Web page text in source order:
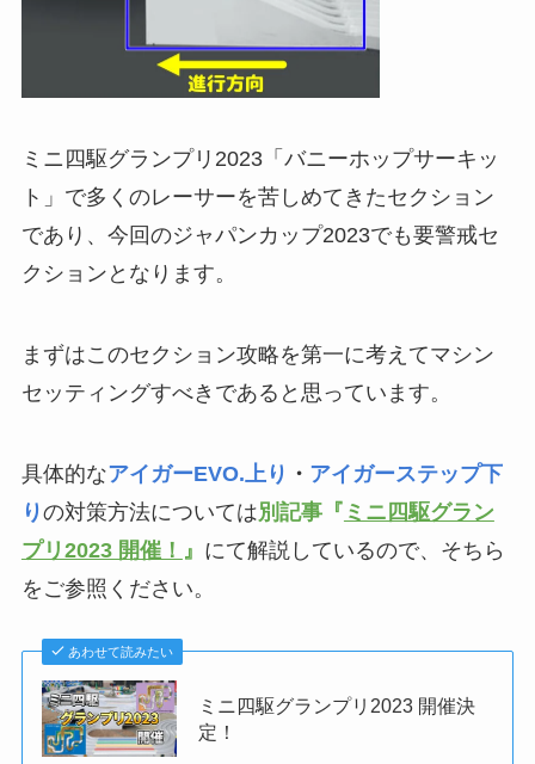
ミニ四駆グランプリ2023「バニーホップサーキッ
ト」で多くのレーサーを苦しめてきたセクション
であり、今回のジャパンカップ2023でも要警戒セ
クションとなります。
まずはこのセクション攻略を第一に考えてマシン
セッティングすべきであると思っています。
具体的なアイガーEVO.上り ・ アイガーステップ下
りの対策方法については別記事『 ミニ四駆グラン
プリ2023 開催！ 』 にて解説しているので、そちら
をご参照ください。
あわせて読みたい
ミニ四駆グランプリ2023 開催決
定！